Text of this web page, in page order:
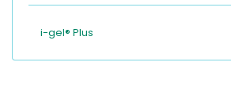
i-gel® Plus